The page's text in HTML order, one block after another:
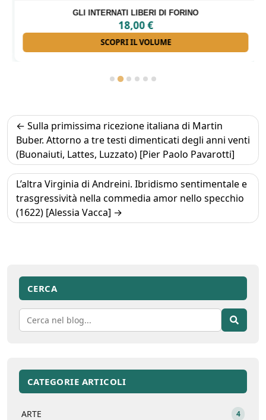
GLI INTERNATI LIBERI DI FORINO
18,00€
SCOPRI IL VOLUME
Navigazione
articoli
Sulla primissima ricezione italiana di Martin
Buber. Attorno a tre testi dimenticati degli anni venti
(Buonaiuti, Lattes, Luzzato) [Pier Paolo Pavarotti]
L’altra Virginia di Andreini. Ibridismo sentimentale e
trasgressività nella commedia amor nello specchio
(1622) [Alessia Vacca]
CERCA
CATEGORIE ARTICOLI
ARTE 4